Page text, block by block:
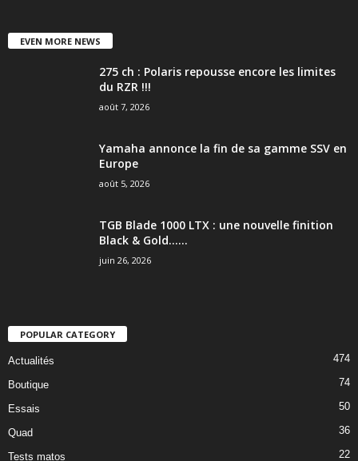
EVEN MORE NEWS
275 ch : Polaris repousse encore les limites
du RZR !!!
août 7, 2026
Yamaha annonce la fin de sa gamme SSV en
Europe
août 5, 2026
TGB Blade 1000 LTX : une nouvelle finition
Black & Gold…...
juin 26, 2026
POPULAR CATEGORY
Actualités 474
Boutique 74
Essais 50
Quad 36
Tests matos 22